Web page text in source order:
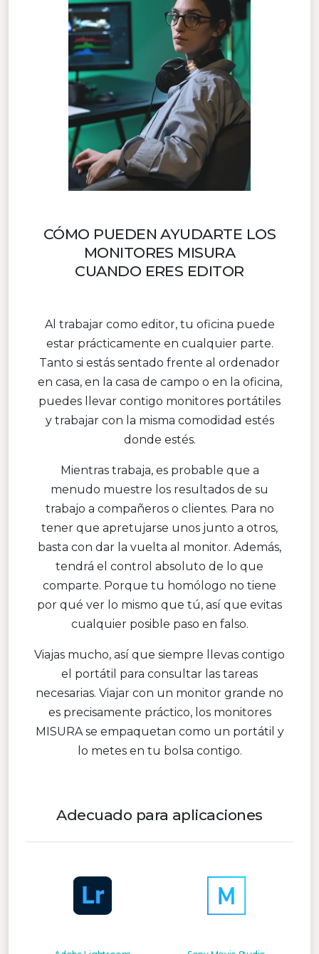
CÓMO PUEDEN AYUDARTE LOS
MONITORES MISURA
CUANDO ERES EDITOR
Al trabajar como editor, tu oficina puede
estar prácticamente en cualquier parte.
Tanto si estás sentado frente al ordenador
en casa, en la casa de campo o en la oficina,
puedes llevar contigo monitores portátiles
y trabajar con la misma comodidad estés
donde estés.
Mientras trabaja, es probable que a
menudo muestre los resultados de su
trabajo a compañeros o clientes. Para no
tener que apretujarse unos junto a otros,
basta con dar la vuelta al monitor. Además,
tendrá el control absoluto de lo que
comparte. Porque tu homólogo no tiene
por qué ver lo mismo que tú, así que evitas
cualquier posible paso en falso.
Viajas mucho, así que siempre llevas contigo
el portátil para consultar las tareas
necesarias. Viajar con un monitor grande no
es precisamente práctico, los monitores
MISURA se empaquetan como un portátil y
lo metes en tu bolsa contigo.
Adecuado para aplicaciones